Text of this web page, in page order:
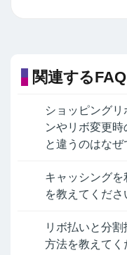
関連するFAQ
ショッピング
ンやリボ変更
と違うのはなぜ
キャッシング
を教えてくださ
リボ払いと分
方法を教えてく